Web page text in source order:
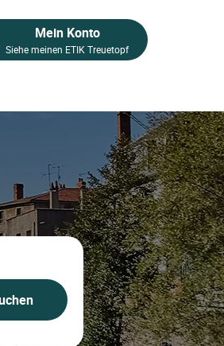
Mein Konto
Siehe meinen ETIK Treuetopf